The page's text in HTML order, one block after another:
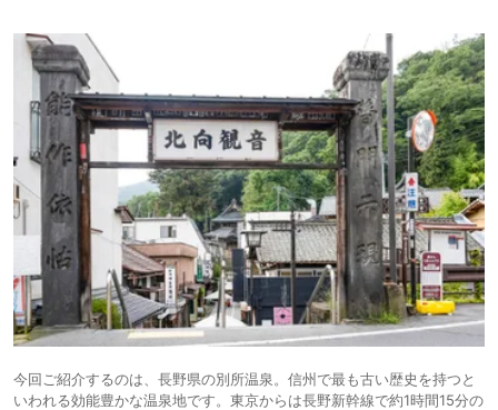
今回ご紹介するのは、長野県の別所温泉。信州で最も古い歴史を持つと
いわれる効能豊かな温泉地です。東京からは長野新幹線で約1時間15分の